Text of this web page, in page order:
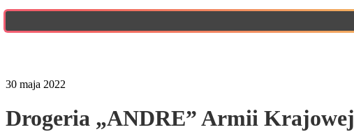
30 maja 2022
Drogeria „ANDRE” Armii Krajowej